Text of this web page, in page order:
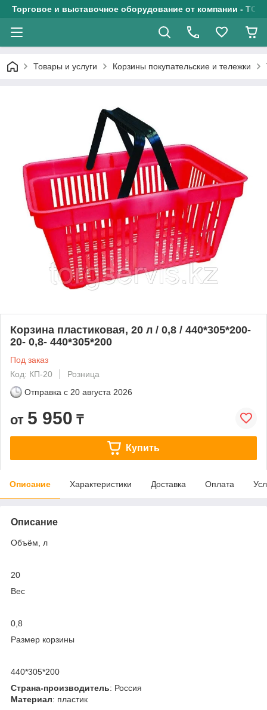
Торговое и выставочное оборудование от компании - ТОО
Товары и услуги Корзины покупательские и тележки
Корзина пластиковая, 20 л / 0,8 / 440*305*200-
20- 0,8- 440*305*200
Под заказ
Код: КП-20
Розница
Отправка с 20 августа 2026
от 5 950 ₸
Купить
Описание Характеристики Доставка Оплата
Описание
Объём, л
20
Вес
0,8
Размер корзины
440*305*200
Страна-производитель: Россия
Материал: пластик